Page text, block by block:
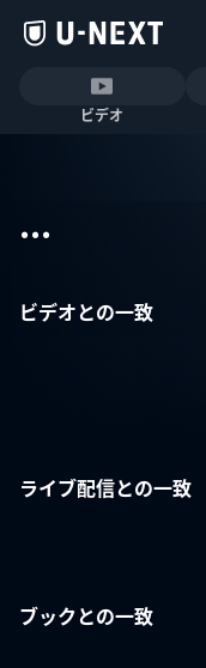
ビデオ
...
ビデオとの一致
ライブ配信との一致
ブックとの一致